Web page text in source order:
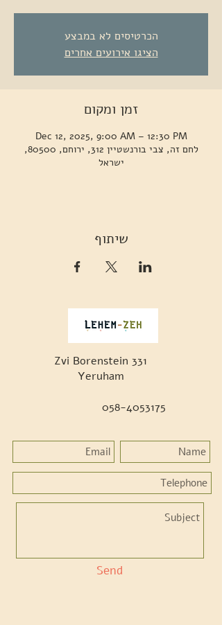
הכרטיסים לא במבצע
הציגו אירועים אחרים
זמן ומקום
Dec 12, 2025, 9:00 AM – 12:30 PM
לחם זה, צבי בורנשטיין 312, ירוחם, 80500,
ישראל
שיתוף
Zvi Borenstein 331
Yeruham
058-4053175
Send